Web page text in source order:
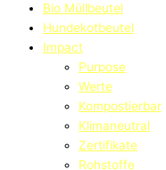
Bio Müllbeutel
Hundekotbeutel
Impact
Purpose
Werte
Kompostierbar
Klimaneutral
Zertifikate
Rohstoffe